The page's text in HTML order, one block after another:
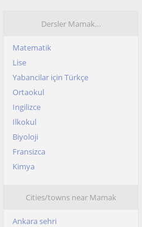
Dersler Mamak…
Matematik
Lise
Yabancilar için Türkçe
Ortaokul
Ingilizce
Ilkokul
Biyoloji
Fransizca
Kimya
Cities/towns near Mamak
Ankara sehri